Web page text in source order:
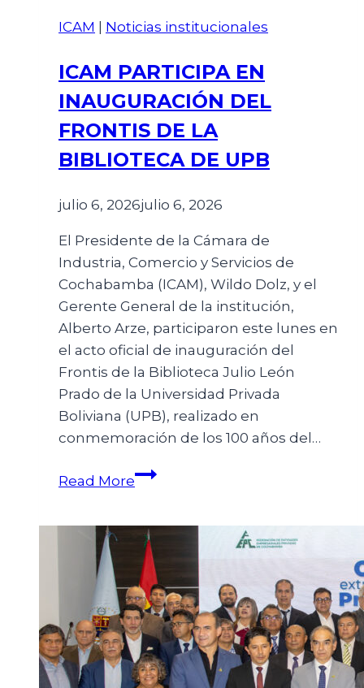
ICAM Noticias institucionales
ICAM PARTICIPA EN
INAUGURACIÓN DEL
FRONTIS DE LA
BIBLIOTECA DE UPB
julio 6, 2026julio 6, 2026
El Presidente de la Cámara de
Industria, Comercio y Servicios de
Cochabamba (ICAM), Wildo Dolz, y el
Gerente General de la institución,
Alberto Arze, participaron este lunes en
el acto oficial de inauguración del
Frontis de la Biblioteca Julio León
Prado de la Universidad Privada
Boliviana (UPB), realizado en
conmemoración de los 100 años del…
Read More